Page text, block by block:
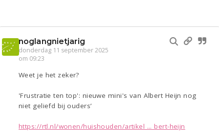
noglangnietjarig
donderdag 11 september 2025
om 09:23
Weet je het zeker?
'Frustratie ten top': nieuwe mini's van Albert Heijn nog
niet geliefd bij ouders’
https://rtl.nl/wonen/huishouden/artikel ... bert-heijn